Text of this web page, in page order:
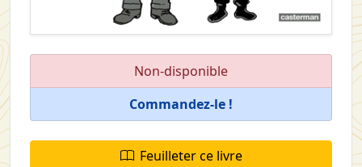
Non-disponible
Commandez-le !
Feuilleter ce livre